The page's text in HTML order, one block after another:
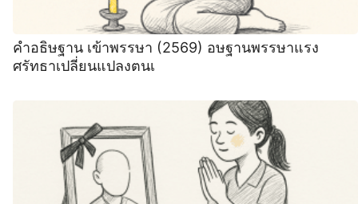
คำอธิษฐาน เข้าพรรษา (2569) อษฐานพรรษาแรง
ศรัทธาเปลี่ยนแปลงตนเ